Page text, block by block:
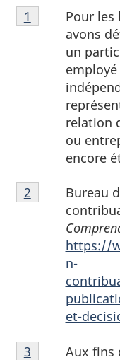
Notes
de
Pour les
avons
un
relation
ou
encore
Retour à la
1
Notes
de
Bureau
https://
n-
et-
Retour à la
2
Notes
Aux fins
Retour à la
3